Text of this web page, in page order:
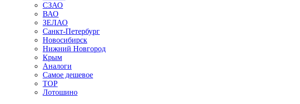
СЗАО
ВАО
ЗЕЛАО
Санкт-Петербург
Новосибирск
Нижний Новгород
Крым
Аналоги
Самое дешевое
TOP
Лотошино